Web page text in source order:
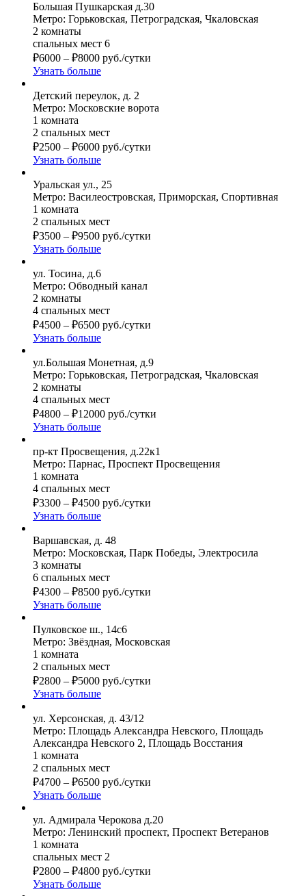
Большая Пушкарская д.30
Метро: Горьковская, Петроградская, Чкаловская
2 комнаты
спальных мест 6
₽6000 – ₽8000 руб./сутки
Узнать больше
Детский переулок, д. 2
Метро: Московские ворота
1 комната
2 спальных мест
₽2500 – ₽6000 руб./сутки
Узнать больше
Уральская ул., 25
Метро: Василеостровская, Приморская, Спортивная
1 комната
2 спальных мест
₽3500 – ₽9500 руб./сутки
Узнать больше
ул. Тосина, д.6
Метро: Обводный канал
2 комнаты
4 спальных мест
₽4500 – ₽6500 руб./сутки
Узнать больше
ул.Большая Монетная, д.9
Метро: Горьковская, Петроградская, Чкаловская
2 комнаты
4 спальных мест
₽4800 – ₽12000 руб./сутки
Узнать больше
пр-кт Просвещения, д.22к1
Метро: Парнас, Проспект Просвещения
1 комната
4 спальных мест
₽3300 – ₽4500 руб./сутки
Узнать больше
Варшавская, д. 48
Метро: Московская, Парк Победы, Электросила
3 комнаты
6 спальных мест
₽4300 – ₽8500 руб./сутки
Узнать больше
Пулковское ш., 14с6
Метро: Звёздная, Московская
1 комната
2 спальных мест
₽2800 – ₽5000 руб./сутки
Узнать больше
ул. Херсонская, д. 43/12
Метро: Площадь Александра Невского, Площадь
Александра Невского 2, Площадь Восстания
1 комната
2 спальных мест
₽4700 – ₽6500 руб./сутки
Узнать больше
ул. Адмирала Черокова д.20
Метро: Ленинский проспект, Проспект Ветеранов
1 комната
спальных мест 2
₽2800 – ₽4800 руб./сутки
Узнать больше